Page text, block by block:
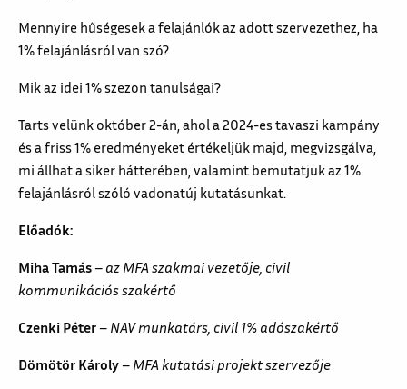
Mennyire hűségesek a felajánlók az adott szervezethez, ha
1% felajánlásról van szó?
Mik az idei 1% szezon tanulságai?
Tarts velünk október 2-án, ahol a 2024-es tavaszi kampány
és a friss 1% eredményeket értékeljük majd, megvizsgálva,
mi állhat a siker hátterében, valamint bemutatjuk az 1%
felajánlásról szóló vadonatúj kutatásunkat.
Előadók:
MihaTamás– az MFA szakmai vezetője, civil
kommunikációs szakértő
Czenki Péter– NAV munkatárs, civil 1% adószakértő
Dömötör Károly– MFA kutatási projekt szervezője